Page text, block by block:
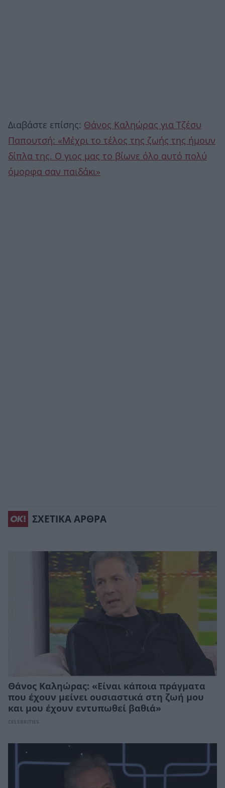
Διαβάστε επίσης: Θάνος Καληώρας για Τζέσυ
Παπουτσή: «Mέχρι το τέλος της ζωής της ήμουν
δίπλα της. Ο γιος μας το βίωνε όλο αυτό πολύ
όμορφα σαν παιδάκι»
ΣΧΕΤΙΚΑ ΑΡΘΡΑ
Θάνος Καληώρας: «Είναι κάποια πράγματα
που έχουν μείνει ουσιαστικά στη ζωή μου
και μου έχουν εντυπωθεί βαθιά»
CELEBRITIES